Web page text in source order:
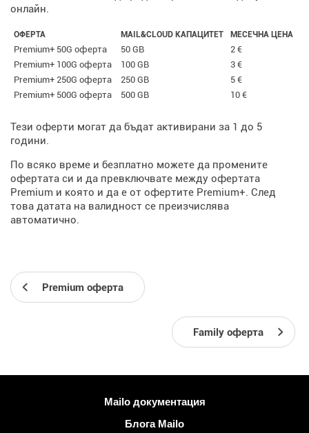
онлайн.
ОФЕРТА MAIL&CLOUD КАПАЦИТЕТ МЕСЕЧНА ЦЕНА
Premium+ 50G оферта 50 GB
2 €
Premium+ 100G оферта
100 GB
3 €
Premium+ 250G оферта
250 GB
5 €
Premium+ 500G оферта
500 GB 10 €
Тези оферти могат да бъдат активирани за 1 до 5
години.
По всяко време и безплатно можете да промените
офертата си и да превключвате между офертата
Premium и която и да е от офертите Premium+. След
това датата на валидност се преизчислява
автоматично.
Premium оферта
Family оферта
Повече информацияMailo документация
Блога Mailo